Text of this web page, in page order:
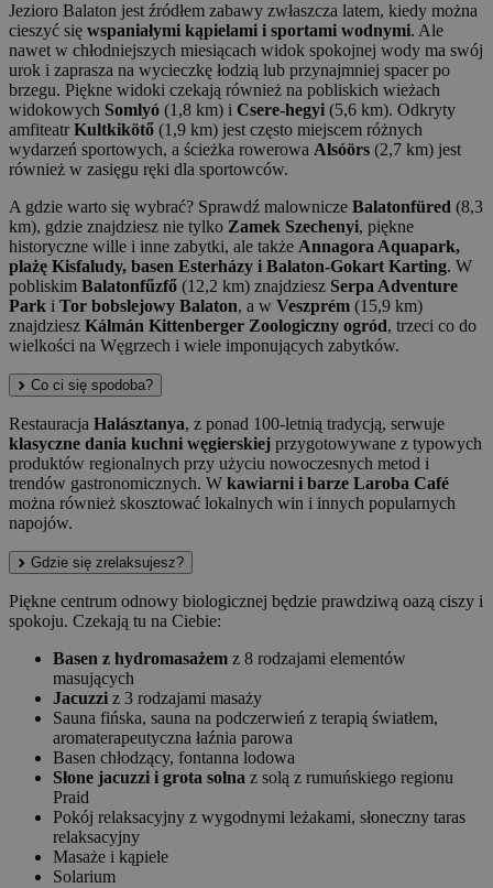
Jezioro Balaton jest źródłem zabawy zwłaszcza latem, kiedy można
cieszyć się wspaniałymi kąpielami i sportami wodnymi. Ale
nawet w chłodniejszych miesiącach widok spokojnej wody ma swój
urok i zaprasza na wycieczkę łodzią lub przynajmniej spacer po
brzegu. Piękne widoki czekają również na pobliskich wieżach
widokowych Somlyó (1,8 km) i Csere-hegyi (5,6 km). Odkryty
amfiteatrKultkikötő (1,9 km) jest często miejscem różnych
wydarzeń sportowych, a ścieżka rowerowa Alsóörs (2,7 km) jest
również w zasięgu ręki dla sportowców.
A gdzie warto się wybrać? Sprawdź malownicze Balatonfüred (8,3
km), gdzie znajdziesz nie tylko Zamek Szechenyi, piękne
historyczne wille i inne zabytki, ale także Annagora Aquapark,
plażę Kisfaludy, basen Esterházy i Balaton-Gokart Karting. W
pobliskim Balatonfűzfő (12,2 km) znajdziesz Serpa Adventure
Park i Tor bobslejowy Balaton, a w Veszprém (15,9 km)
znajdziesz Kálmán Kittenberger Zoologiczny ogród, trzeci co do
wielkości na Węgrzech i wiele imponujących zabytków.
Co ci się spodoba?
Restauracja Halásztanya, z ponad 100-letnią tradycją, serwuje
klasyczne dania kuchni węgierskiej przygotowywane z typowych
produktów regionalnych przy użyciu nowoczesnych metod i
trendów gastronomicznych. W kawiarni i barze Laroba Café
można również skosztować lokalnych win i innych popularnych
napojów.
Gdzie się zrelaksujesz?
Piękne centrum odnowy biologicznej będzie prawdziwą oazą ciszy i
spokoju. Czekają tu na Ciebie:
Basen z hydromasażem z 8 rodzajami elementów
masujących
Jacuzzi z 3 rodzajami masaży
Sauna fińska, sauna na podczerwień z terapią światłem,
aromaterapeutyczna łaźnia parowa
Basen chłodzący, fontanna lodowa
Słone jacuzzi i grota solna z solą z rumuńskiego regionu
Praid
Pokój relaksacyjny z wygodnymi leżakami, słoneczny taras
relaksacyjny
Masaże i kąpiele
Solarium